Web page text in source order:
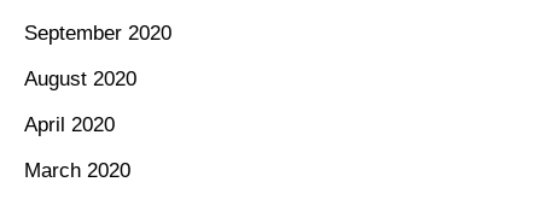
September 2020
August 2020
April 2020
March 2020